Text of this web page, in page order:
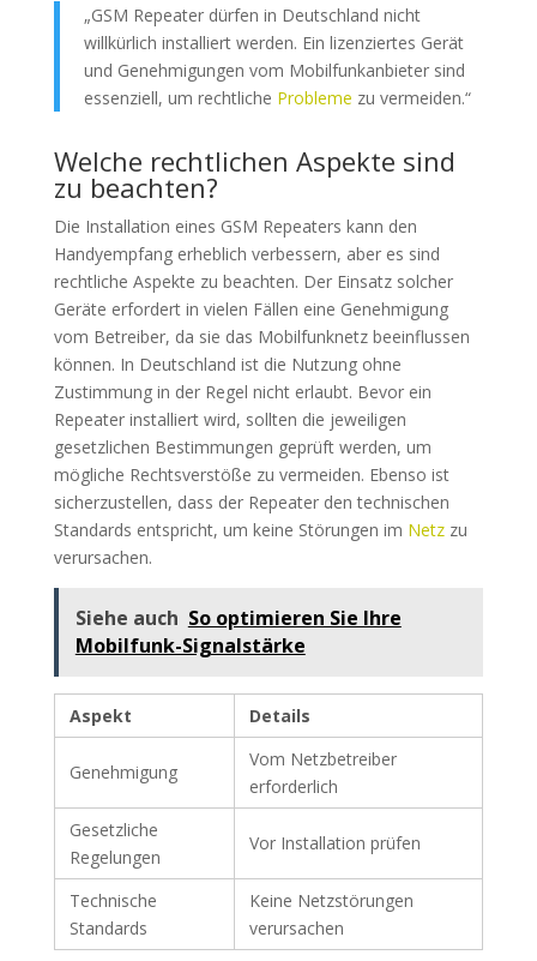
„GSM Repeater dürfen in Deutschland nicht
willkürlich installiert werden. Ein lizenziertes Gerät
und Genehmigungen vom Mobilfunkanbieter sind
essenziell, um rechtliche Probleme zu vermeiden.“
Welche rechtlichen Aspekte sind
zu beachten?
Die Installation eines GSM Repeaters kann den
Handyempfang erheblich verbessern, aber es sind
rechtliche Aspekte zu beachten. Der Einsatz solcher
Geräte erfordert in vielen Fällen eine Genehmigung
vom Betreiber, da sie das Mobilfunknetz beeinflussen
können. In Deutschland ist die Nutzung ohne
Zustimmung in der Regel nicht erlaubt. Bevor ein
Repeater installiert wird, sollten die jeweiligen
gesetzlichen Bestimmungen geprüft werden, um
mögliche Rechtsverstöße zu vermeiden. Ebenso ist
sicherzustellen, dass der Repeater den technischen
Standards entspricht, um keine Störungen im Netzzu
verursachen.
Siehe auch So optimieren Sie Ihre
Mobilfunk-Signalstärke
Aspekt Details
Genehmigung
Vom Netzbetreiber
erforderlich
Gesetzliche
Regelungen
Vor Installation prüfen
Technische
Standards
Keine Netzstörungen
verursachen